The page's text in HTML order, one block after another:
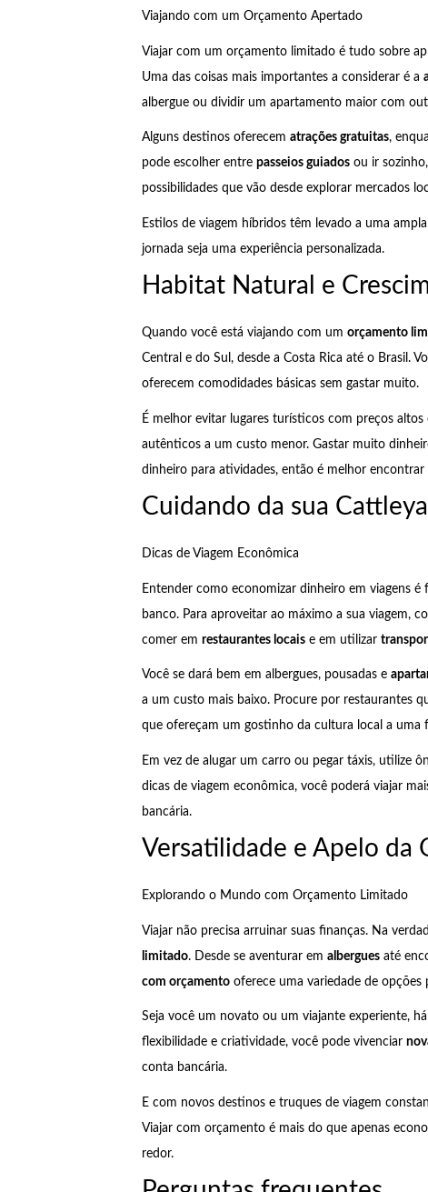
Viajando com um Orçamento Apertado
Viajar com um orçamento limitado é tudo sobre
Uma das coisas mais importantes a considerar é a
albergue ou dividir um apartamento maior com
Alguns destinos oferecem atrações gratuitas,
pode escolher entre passeios guiadosou ir
possibilidades que vão desde explorar mercados
Estilos de viagem híbridos têm levado a uma
jornada seja uma experiência personalizada.
Habitat Natural e
Quando você está viajando com um orçamento
Central e do Sul, desde a Costa Rica até o Brasil.
oferecem comodidades básicas sem gastar muito.
É melhor evitar lugares turísticos com preços
autênticos a um custo menor. Gastar muito
dinheiro para atividades, então é melhor
Cuidando da sua Cattleya
Dicas de Viagem Econômica
Entender como economizar dinheiro em viagens
banco. Para aproveitar ao máximo a sua viagem,
comer em restaurantes locaise em utilizar
Você se dará bem em albergues, pousadas e
a um custo mais baixo. Procure por restaurantes
que ofereçam um gostinho da cultura local a uma
Em vez de alugar um carro ou pegar táxis, utilize
dicas de viagem econômica, você poderá viajar
bancária.
Versatilidade e Apelo da
Explorando o Mundo com Orçamento Limitado
Viajar não precisa arruinar suas finanças. Na
limitado. Desde se aventurar em alberguesaté
com orçamentooferece uma variedade de
Seja você um novato ou um viajante experiente,
flexibilidade e criatividade, você pode vivenciar
conta bancária.
E com novos destinos e truques de viagem
Viajar com orçamento é mais do que apenas
redor.